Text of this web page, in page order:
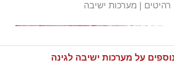
רהיטים מערכות ישיבה
על מערכות ישיבה לגינה